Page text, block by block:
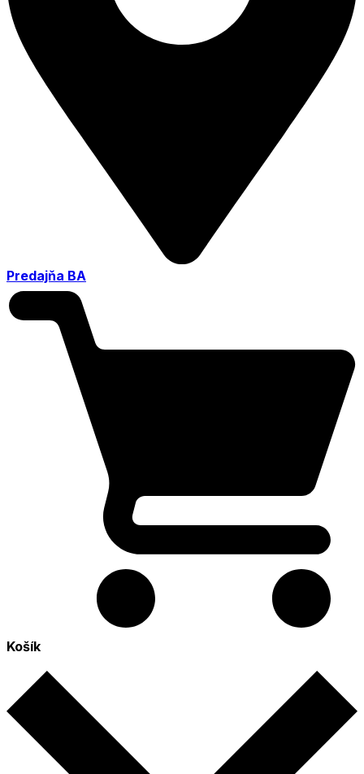
Predajňa BA
Košík